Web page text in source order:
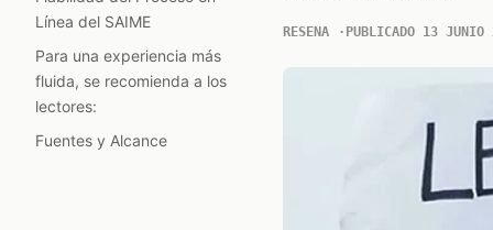
Línea del SAIME
Para una experiencia más
fluida, se recomienda a los
lectores:
Fuentes y Alcance
RESENA PUBLICADO 13 JUNIO